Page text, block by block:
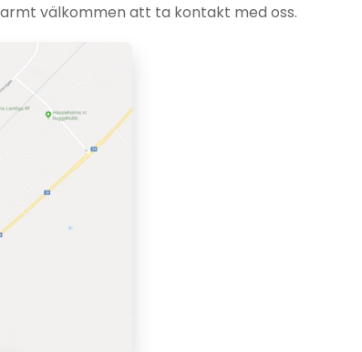
välkommen att ta kontakt med oss.